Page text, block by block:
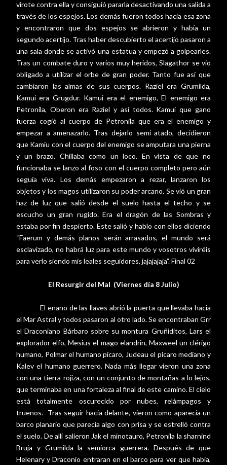
virote contra ella y consiguió pararla desactivando una salida a
través de los espejos. Los demás fueron todos hacia esa zona
y encontraron que dos espejos se abrieron y había un
segundo acertijo. Tras haber descubierto el acertijo pasaron a
una sala donde se activó una estatua y empezó a golpearles.
Tras un combate duro y varios muy heridos, Slagathor se vio
obligado a utilizar el orbe de gran poder. Tanto fue así que
cambiaron las almas de sus cuerpos. Raziel era Grumilda,
Kamui era Grugdur. Kamui era el enemigo, El enemigo era
Petronila, Oberon era Raziel y así todos. Kamui que gano
fuerza cogió al cuerpo de Petronila que era el enemigo y
empezar a amenazarlo. Tras dejarlo semi atado, decidieron
que Kamiu con el cuerpo del enemigo se amputara una pierna
y un brazo. Chillaba como un loco. En vista de que no
funcionaba se lanzo al foso con el cuerpo completo pero aún
seguía viva. Los demás empezaron a rezar, lanzaron los
objetos y los magos utilizaron su poder arcano. Se vió un gran
haz de luz que salió desde el suelo hasta el techo y se
escucho un gran rugido. Era el dragón de las Sombras y
estaba por fin despierto. Este salió y hablo con ellos diciendo
“Faerum y demás planos serán arrasados, el mundo será
esclavizado, no habrá luz para este mundo y vosotros viviréis
para verlo siendo mis leales seguidores, jajajajaja”. Final 02
El Resurgir del Mal (Viernes día 8 Julio)
El enano de las llaves abrió la puerta que llevaba hacia
el Mar Astral y todos pasaron al otro lado. Se encontraban Grr
el Draconiano Bárbaro sobre su montura Gruñiditos, Lars el
explorador elfo, Mesius el mago elandrin, Maxweel un clérigo
humano, Polmar el humano pícaro, Judeau el picaro mediano y
Kalev el humano guerrero. Nada más llegar vieron una zona
con una tierra rojiza, con un conjunto de montañas a lo lejos,
que terminaba en una fortaleza al final de este camino. El cielo
está totalmente oscurecido por nubes, relámpagos y
truenos. Tras seguir hacia delante, vieron como aparecía un
barco planario que parecía algo con prisa y se estrelló contra
el suelo. De allí salieron Jak el minotauro, Petronila la sharnind
Bruja y Grumilda la semiorca guerrera. Después de que
Helenary y Draconio entraran en el barco para ver que había,